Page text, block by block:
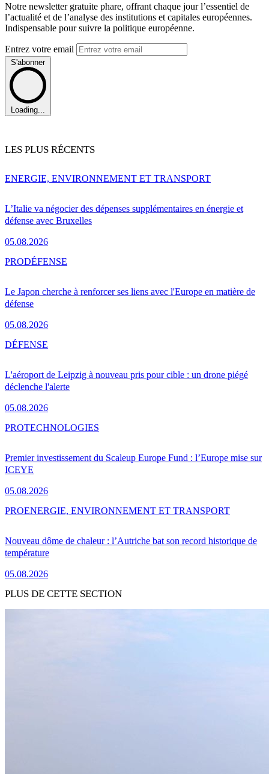
Notre newsletter gratuite phare, offrant chaque jour l’essentiel de
l’actualité et de l’analyse des institutions et capitales européennes.
Indispensable pour suivre la politique européenne.
Entrez votre email
S'abonner
Loading...
LES PLUS RÉCENTS
L’Italie va négocier des dépenses supplémentaires en énergie et
défense avec Bruxelles
05.08.2026
ENERGIE, ENVIRONNEMENT ET TRANSPORT
Le Japon cherche à renforcer ses liens avec l'Europe en matière de
défense
05.08.2026
PRODÉFENSE
L'aéroport de Leipzig à nouveau pris pour cible : un drone piégé
déclenche l'alerte
05.08.2026
DÉFENSE
Premier investissement du Scaleup Europe Fund : l’Europe mise sur
ICEYE
05.08.2026
PROTECHNOLOGIES
Nouveau dôme de chaleur : l’Autriche bat son record historique de
température
05.08.2026
PROENERGIE, ENVIRONNEMENT ET TRANSPORT
PLUS DE CETTE SECTION